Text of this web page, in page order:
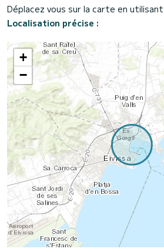
Déplacez vous sur la carte en
Localisation précise :
+
−